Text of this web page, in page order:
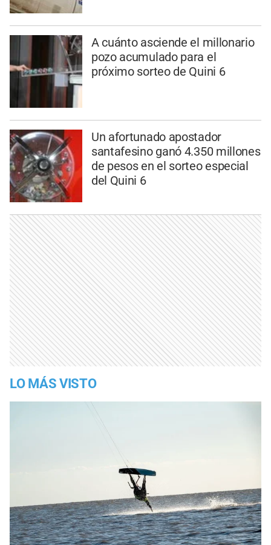
A cuánto asciende el millonario
pozo acumulado para el
próximo sorteo de Quini 6
Un afortunado apostador
santafesino ganó 4.350 millones
de pesos en el sorteo especial
del Quini 6
LO MÁS VISTO